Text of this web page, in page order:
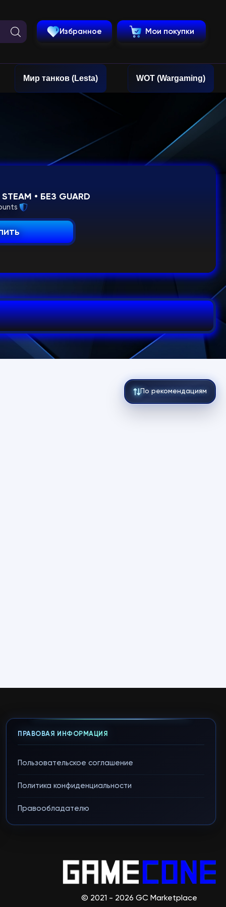
Избранное Мои покупки
Мир танков (Lesta) WOT (Wargaming)
• БЕЗ GUARD
По рекомендациям
ПРАВОВАЯ ИНФОРМАЦИЯ
Пользовательское соглашение
Политика конфиденциальности
Правообладателю
© 2021 - 2026 GC Marketplace